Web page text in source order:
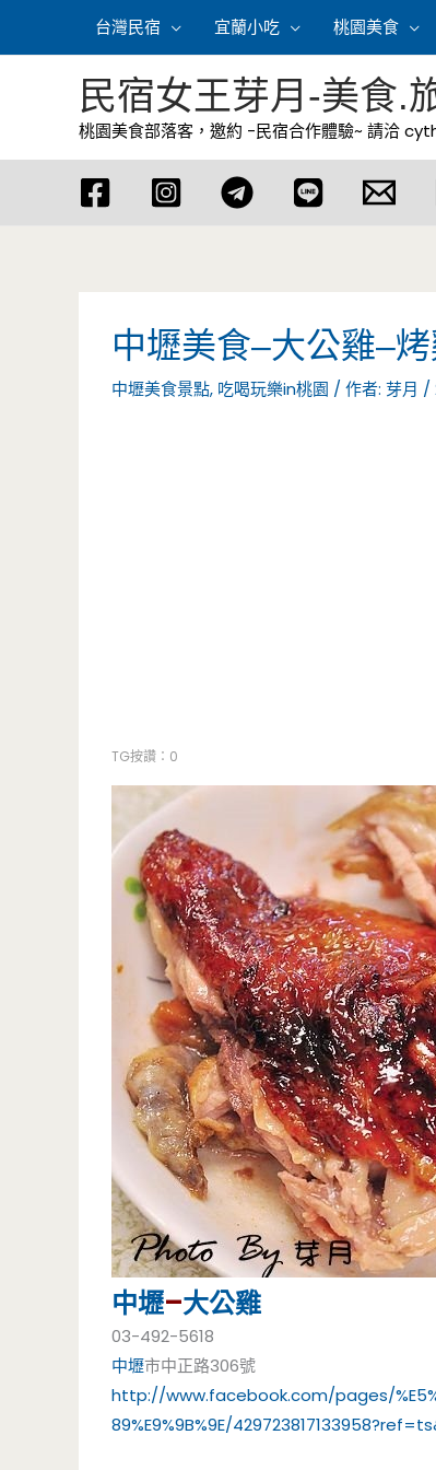
容
台灣民宿 宜蘭小吃 桃園美食
民宿女王芽月-美食.
桃園美食部落客，邀約 -民宿合作體驗~ 請洽
中壢美食–大公雞–
中壢美食景點, 吃喝玩樂in桃園 / 作者: 芽月 /
TG按讚：0
中壢–大公雞
03-492-5618
中壢市中正路306號
http://www.facebook.com/pages/
89%E9%9B%9E/